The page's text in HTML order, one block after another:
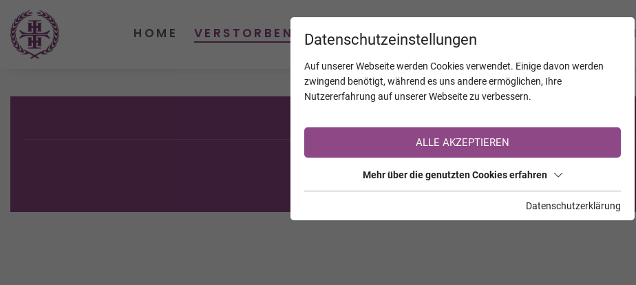
Sie sind noch nicht auf TrauerHilfe.it registriert?
>> zur kostenlosen Registrierung <<
Datenschutzeinstellungen
Auf unserer Webseite werden Cookies verwendet. Einige davon werden
zwingend benötigt, während es uns andere ermöglichen, Ihre
Nutzererfahrung auf unserer Webseite zu verbessern.
ALLE AKZEPTIEREN
Mehr über die genutzten Cookies erfahren
Datenschutzerklärung
HOME VERSTORBENE KALENDER JAHRESTAGE UNTERNEHMEN